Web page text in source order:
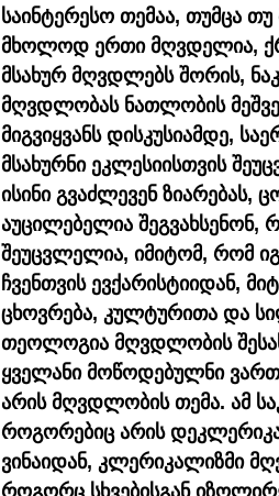
საინტერესო თემაა, თუმცა
მხოლოდ ერთი მღვდელია,
მსახურ მღვდლებს შორის,
მღვდლობას ნათლობის
მიგვიყვანს დისკუსიამდე,
მსახურნი ეკლესიისთვის
ისინი გვაძლევენ ზიარებას,
აუცილებელია
შეუცვლელია, იმიტომ, რომ
ჩვენთვის ევქარისტიიდან,
ცხოვრება, კულტურითა და
თეოლოგია მღვდლობის
ყველანი მოწოდებულნი
არის მღვდლობის თემა. ამ
როგორებიც არის
ვინაიდან, კლერიკალიზმი